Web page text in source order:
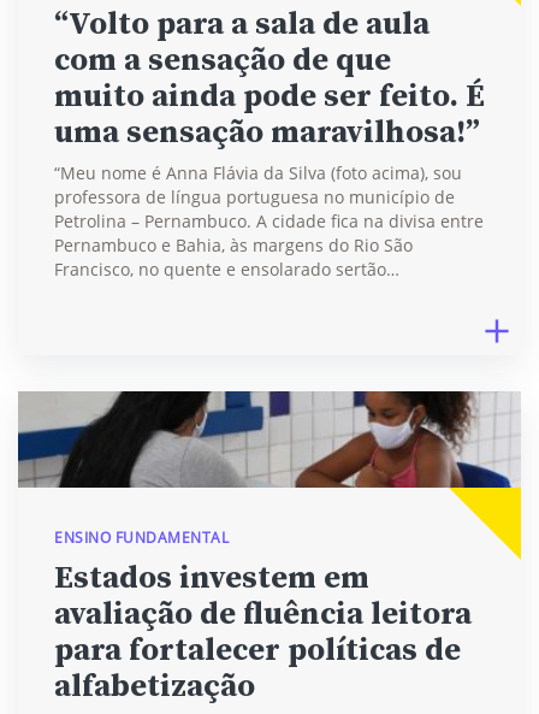
“Volto para a sala de aula
com a sensação de que
muito ainda pode ser feito. É
uma sensação maravilhosa!”
“Meu nome é Anna Flávia da Silva (foto acima), sou
professora de língua portuguesa no município de
Petrolina – Pernambuco. A cidade fica na divisa entre
Pernambuco e Bahia, às margens do Rio São
Francisco, no quente e ensolarado sertão…
ENSINO FUNDAMENTAL
Estados investem em
avaliação de fluência leitora
para fortalecer políticas de
alfabetização